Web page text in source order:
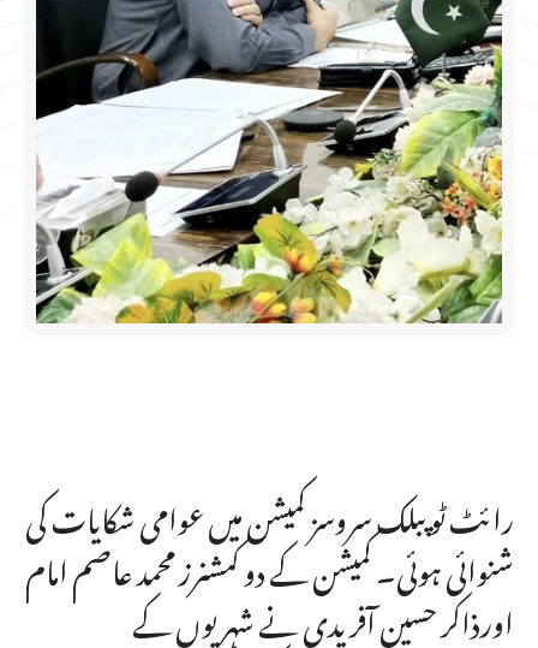
رائٹ ٹو پبلک سروسز کمیشن میں عوامی شکایات کی
شنوائی ہوئی۔ کمیشن کے دو کمشنرز محمد عاصم امام
اورذاکر حسین آفریدی نے شہریوں کے